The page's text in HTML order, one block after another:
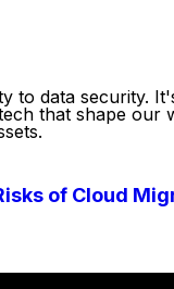
to data security.
that shape our
of Cloud